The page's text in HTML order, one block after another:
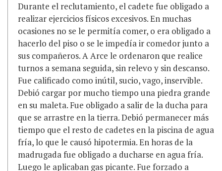
Durante el reclutamiento, el cadete fue obligado a
realizar ejercicios físicos excesivos. En muchas
ocasiones no se le permitía comer, o era obligado a
hacerlo del piso o se le impedía ir comedor junto a
sus compañeros. A Arce le ordenaron que realice
turnos a semana seguida, sin relevo y sin descanso.
Fue calificado como inútil, sucio, vago, inservible.
Debió cargar por mucho tiempo una piedra grande
en su maleta. Fue obligado a salir de la ducha para
que se arrastre en la tierra. Debió permanecer más
tiempo que el resto de cadetes en la piscina de agua
fría, lo que le causó hipotermia. En horas de la
madrugada fue obligado a ducharse en agua fría.
Luego le aplicaban gas picante. Fue forzado a